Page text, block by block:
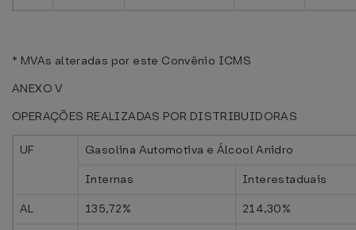
* MVAs alteradas por este Convênio ICMS
ANEXO V
OPERAÇÕES REALIZADAS POR DISTRIBUIDORAS
UF
Gasolina Automotiva e Álcool Anidro
Internas
Interestaduais
AL
135,72%
214,30%